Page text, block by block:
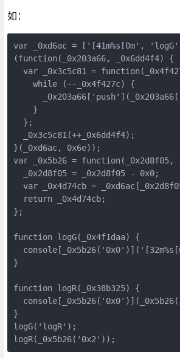
如：
var _0xd6ac = ['[41m%s[0m',
(function(_0x203a66, _0x6dd4f4) {
var _0x3c5c81 =
    while (--_0x4f427c) {
    }
  };
  _0x3c5c81(++_0x6dd4f4);
}(_0xd6ac, 0x6e));
var _0x5b26 = function(_0x2d8f05,
  _0x2d8f05 = _0x2d8f05 - 0x0;
var _0x4d74cb =
  return _0x4d74cb;
};
function logG(_0x4f1daa) {
}
function logR(_0x38b325) {
}
logG('logR');
logR(_0x5b26('0x2'));